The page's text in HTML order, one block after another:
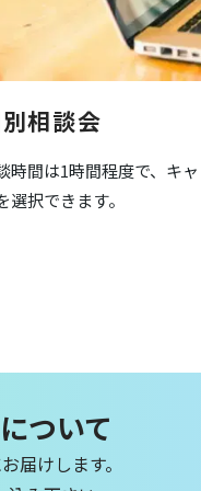
相談会
時間は1時間程度で、キ
選択できます。
ついて
届けします。